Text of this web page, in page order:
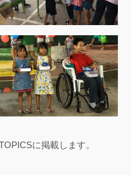
に掲載します。